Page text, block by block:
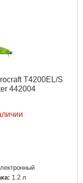
T4200EL/S
442004
1.2 л